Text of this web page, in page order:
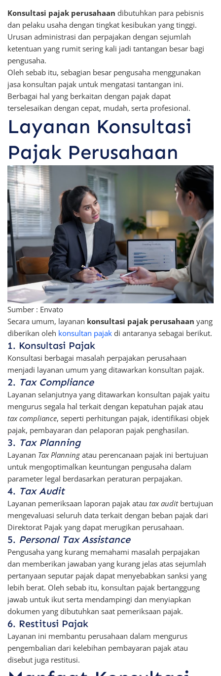
Konsultasi pajak perusahaan dibutuhkan para pebisnis
dan pelaku usaha dengan tingkat kesibukan yang tinggi.
Urusan administrasi dan perpajakan dengan sejumlah
ketentuan yang rumit sering kali jadi tantangan besar bagi
pengusaha.
Oleh sebab itu, sebagian besar pengusaha menggunakan
jasa konsultan pajak untuk mengatasi tantangan ini.
Berbagai hal yang berkaitan dengan pajak dapat
terselesaikan dengan cepat, mudah, serta profesional.
Layanan Konsultasi
Pajak Perusahaan
Sumber : Envato
Secara umum, layanan konsultasi pajak perusahaan yang
diberikan oleh konsultan pajakdi antaranya sebagai berikut.
1. Konsultasi Pajak
Konsultasi berbagai masalah perpajakan perusahaan
menjadi layanan umum yang ditawarkan konsultan pajak.
2. Tax Compliance
Layanan selanjutnya yang ditawarkan konsultan pajak yaitu
mengurus segala hal terkait dengan kepatuhan pajak atau
tax compliance, seperti perhitungan pajak, identifikasi objek
pajak, pembayaran dan pelaporan pajak penghasilan.
3. Tax Planning
Layanan Tax Planningatau perencanaan pajak ini bertujuan
untuk mengoptimalkan keuntungan pengusaha dalam
parameter legal berdasarkan peraturan perpajakan.
4. Tax Audit
Layanan pemeriksaan laporan pajak atau tax auditbertujuan
mengevaluasi seluruh data terkait dengan beban pajak dari
Direktorat Pajak yang dapat merugikan perusahaan.
5. Personal Tax Assistance
Pengusaha yang kurang memahami masalah perpajakan
dan memberikan jawaban yang kurang jelas atas sejumlah
pertanyaan seputar pajak dapat menyebabkan sanksi yang
lebih berat. Oleh sebab itu, konsultan pajak bertanggung
jawab untuk ikut serta mendampingi dan menyiapkan
dokumen yang dibutuhkan saat pemeriksaan pajak.
6. Restitusi Pajak
Layanan ini membantu perusahaan dalam mengurus
pengembalian dari kelebihan pembayaran pajak atau
disebut juga restitusi.